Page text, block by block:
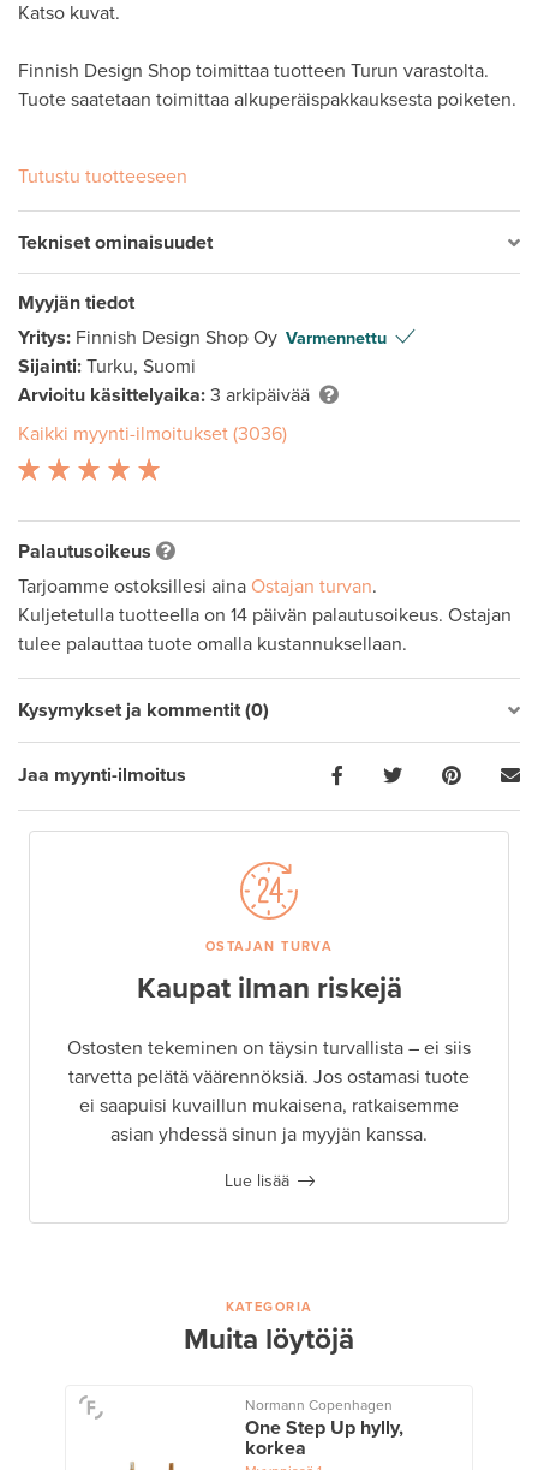
Katso kuvat.
Finnish Design Shop toimittaa tuotteen Turun varastolta.
Tuote saatetaan toimittaa alkuperäispakkauksesta poiketen.
Tutustu tuotteeseen
Tekniset ominaisuudet
Myyjän tiedot
Yritys: Finnish Design Shop Oy Varmennettu
Sijainti: Turku, Suomi
Arvioitu käsittelyaika: 3 arkipäivää
Kaikki myynti-ilmoitukset (3036)
Palautusoikeus
Tarjoamme ostoksillesi aina Ostajan turvan.
Kuljetetulla tuotteella on 14 päivän palautusoikeus. Ostajan
tulee palauttaa tuote omalla kustannuksellaan.
Kysymykset ja kommentit (0)
Jaa myynti-ilmoitus
OSTAJAN TURVA
Kaupat ilman riskejä
Ostosten tekeminen on täysin turvallista – ei siis
tarvetta pelätä väärennöksiä. Jos ostamasi tuote
ei saapuisi kuvaillun mukaisena, ratkaisemme
asian yhdessä sinun ja myyjän kanssa.
Lue lisää
KATEGORIA
Muita löytöjä
Normann Copenhagen
One Step Up hylly,
korkea